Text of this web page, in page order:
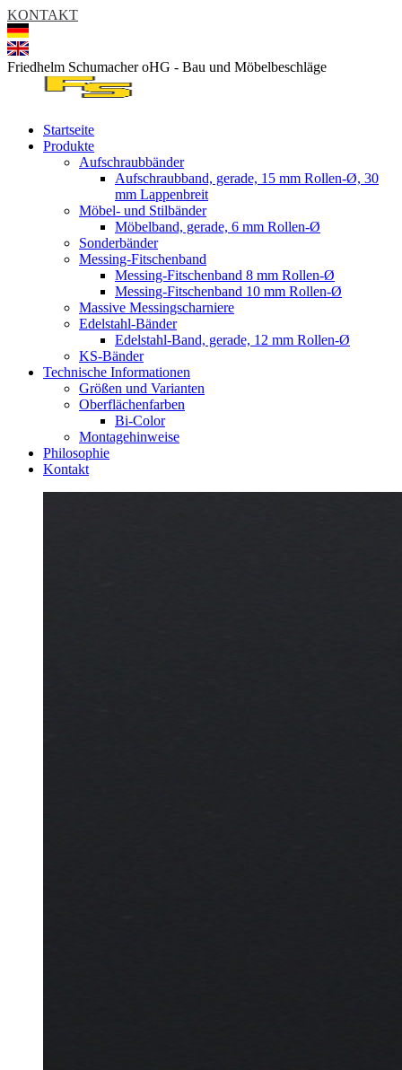
KONTAKT
Friedhelm Schumacher oHG - Bau und Möbelbeschläge
Startseite
Produkte
Aufschraubbänder
Aufschraubband, gerade, 15 mm Rollen-Ø, 30
mm Lappenbreit
Möbel- und Stilbänder
Möbelband, gerade, 6 mm Rollen-Ø
Sonderbänder
Messing-Fitschenband
Messing-Fitschenband 8 mm Rollen-Ø
Messing-Fitschenband 10 mm Rollen-Ø
Massive Messingscharniere
Edelstahl-Bänder
Edelstahl-Band, gerade, 12 mm Rollen-Ø
KS-Bänder
Technische Informationen
Größen und Varianten
Oberflächenfarben
Bi-Color
Montagehinweise
Philosophie
Kontakt